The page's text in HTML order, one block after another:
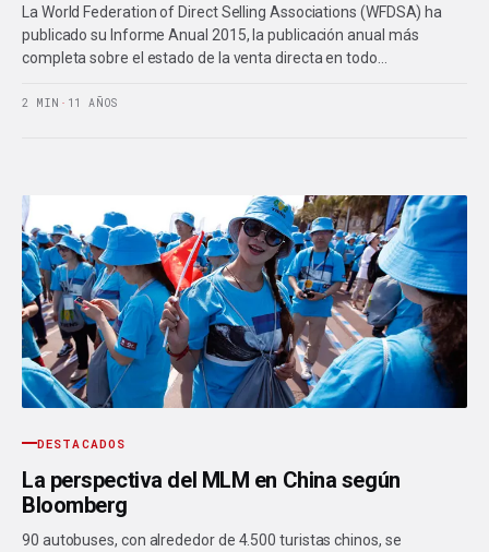
La World Federation of Direct Selling Associations (WFDSA) ha
publicado su Informe Anual 2015, la publicación anual más
completa sobre el estado de la venta directa en todo…
2 MIN · 11 AÑOS
DESTACADOS
La perspectiva del MLM en China según
Bloomberg
90 autobuses, con alrededor de 4.500 turistas chinos, se